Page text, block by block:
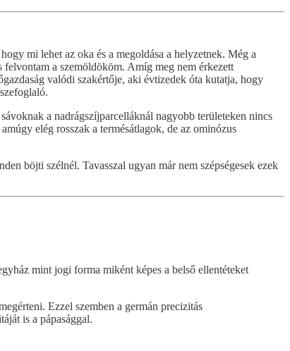
mi lehet az oka és a megoldása a helyzetnek. Még a
a szemöldököm. Amíg meg nem érkezett
valódi szakértője, aki évtizedek óta kutatja, hogy
a nadrágszíjparcelláknál nagyobb területeken nincs
elég rosszak a termésátlagok, de az ominózus
böjti szélnél. Tavasszal ugyan már nem szépségesek ezek
mint jogi forma miként képes a belső ellentéteket
Ezzel szemben a germán precizitás
is a pápasággal.